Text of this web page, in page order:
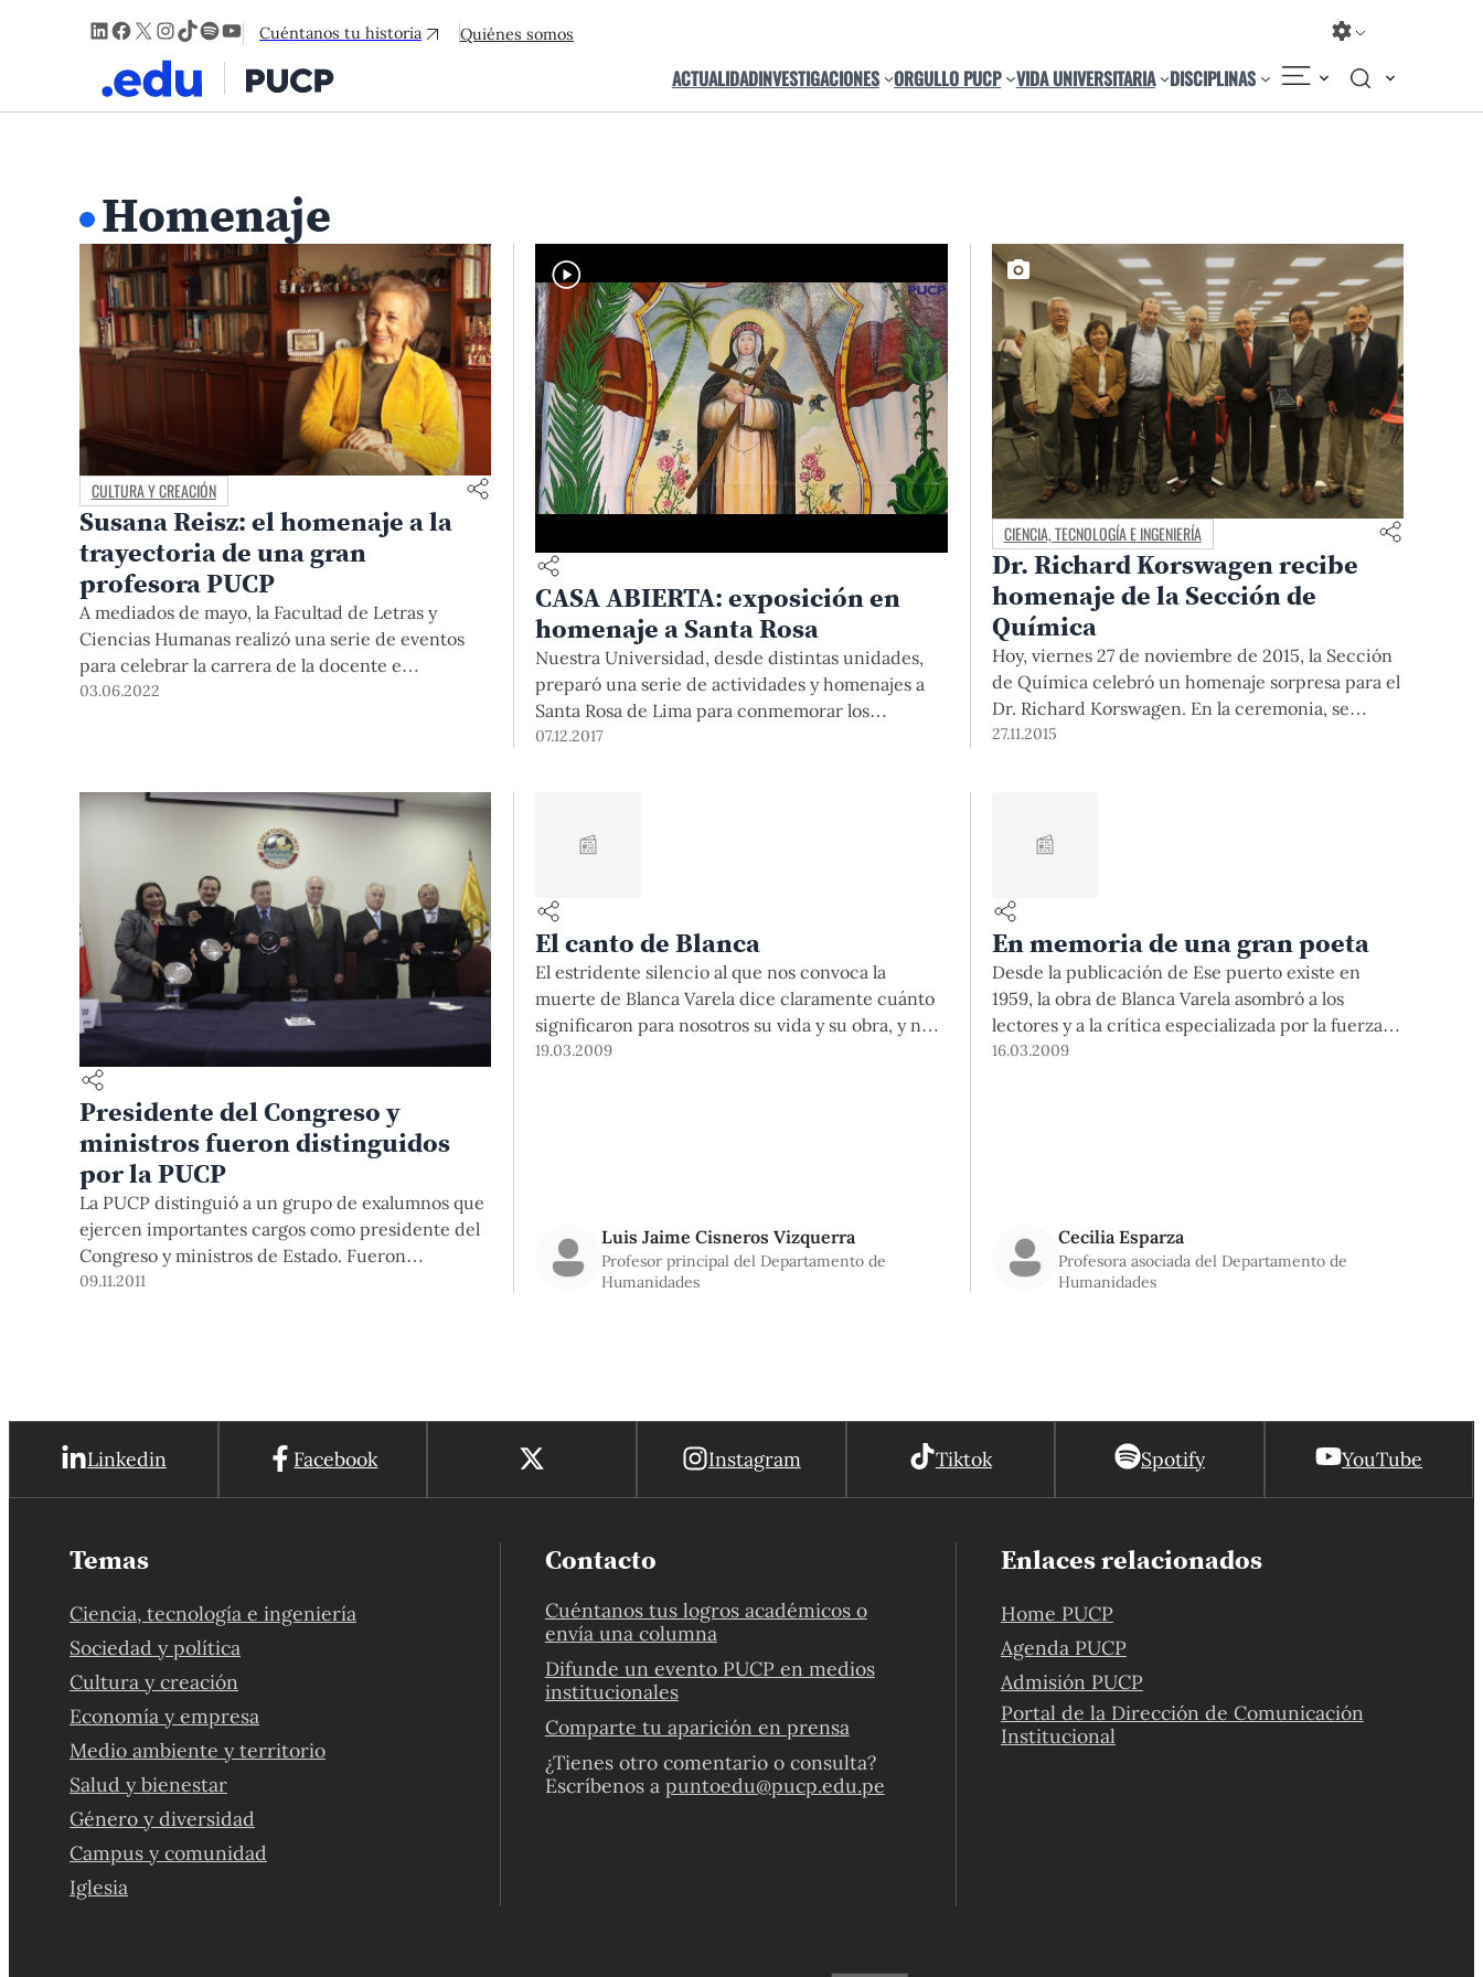
LinkedIn
Facebook
X Instagram
TikTok
Spotify
YouTube
Cuéntanos tu historia Quiénes somos
ACTUALIDADINVESTIGACIONES ORGULLO PUCP VIDA UNIVERSITARIA DISCIPLINAS
Homenaje
CULTURA Y CREACIÓN
Susana Reisz: el homenaje a la
trayectoria de una gran
profesora PUCP
A mediados de mayo, la Facultad de Letras y
Ciencias Humanas realizó una serie de eventos
para celebrar la carrera de la docente e
investigadora argentina.
03.06.2022
CASA ABIERTA: exposición en
homenaje a Santa Rosa
Nuestra Universidad, desde distintas unidades,
preparó una serie de actividades y homenajes a
Santa Rosa de Lima para conmemorar los
cuatrocientos años de su fallecimiento. La
07.12.2017
CIENCIA, TECNOLOGÍA E INGENIERÍA
Dr. Richard Korswagen recibe
homenaje de la Sección de
Química
Hoy, viernes 27 de noviembre de 2015, la Sección
de Química celebró un homenaje sorpresa para el
Dr. Richard Korswagen. En la ceremonia, se
destacó su labor en la gestión académica así como
27.11.2015
Presidente del Congreso y
ministros fueron distinguidos
por la PUCP
La PUCP distinguió a un grupo de exalumnos que
ejercen importantes cargos como presidente del
Congreso y ministros de Estado. Fueron
homenajeados Daniel Abugattas, Presidente del
09.11.2011
📰
El canto de Blanca
El estridente silencio al que nos convoca la
muerte de Blanca Varela dice claramente cuánto
significaron para nosotros su vida y su obra, y nos
permite reflexionar sobre lo que ha significado su
19.03.2009
Luis Jaime Cisneros Vizquerra
Profesor principal del Departamento de
Humanidades
📰
En memoria de una gran poeta
Desde la publicación de Ese puerto existe en
1959, la obra de Blanca Varela asombró a los
lectores y a la crítica especializada por la fuerza y
la lucidez con las que explora la subjetividad y el
16.03.2009
Cecilia Esparza
Profesora asociada del Departamento de
Humanidades
Linkedin Facebook Instagram Tiktok Spotify YouTube
Temas
Ciencia, tecnología e ingeniería
Sociedad y política
Cultura y creación
Economía y empresa
Medio ambiente y territorio
Salud y bienestar
Género y diversidad
Campus y comunidad
Iglesia
Contacto
Cuéntanos tus logros académicos o
envía una columna
Difunde un evento PUCP en medios
institucionales
Comparte tu aparición en prensa
¿Tienes otro comentario o consulta?
Escríbenos a puntoedu@pucp.edu.pe
Enlaces relacionados
Home PUCP
Agenda PUCP
Admisión PUCP
Portal de la Dirección de Comunicación
Institucional